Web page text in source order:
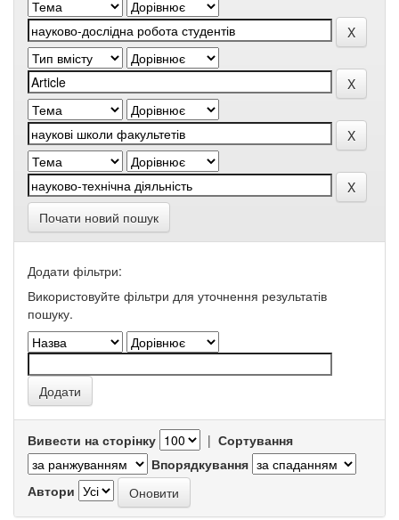
Почати новий пошук
Додати фільтри:
Використовуйте фільтри для уточнення результатів
пошуку.
Вивести на сторінку | Сортування
Впорядкування
Автори